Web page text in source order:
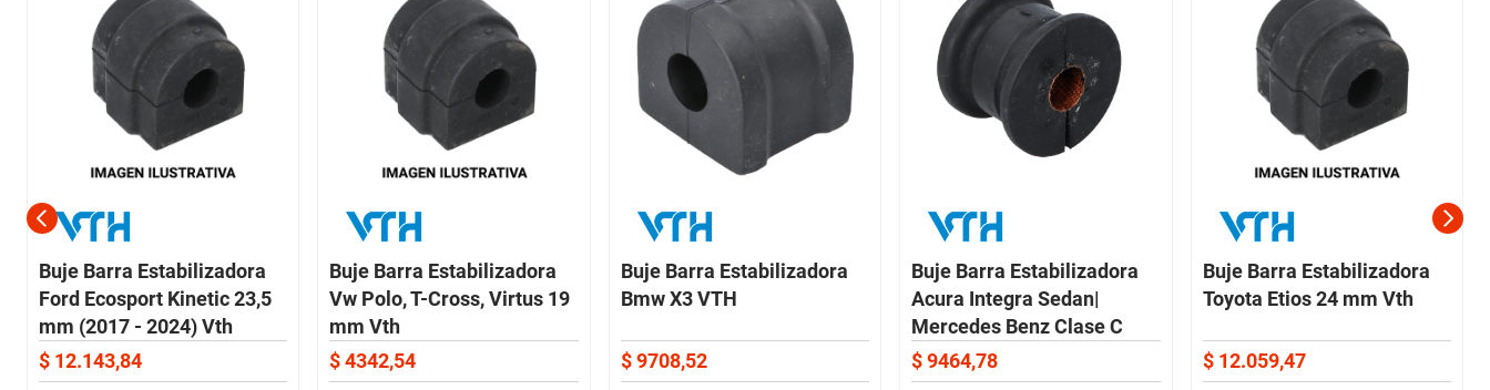
Buje Barra Estabilizadora
Ford Ecosport Kinetic 23,5
mm (2017 - 2024) Vth
$ 12.143,84
Buje Barra Estabilizadora
Vw Polo, T-Cross, Virtus 19
mm Vth
$ 4342,54
Buje Barra Estabilizadora
Bmw X3 VTH
$ 9708,52
Buje Barra Estabilizadora
Acura Integra Sedan|
Mercedes Benz Clase C
VTH
$9464,78
Buje Barra Estabilizadora
Toyota Etios 24 mm Vth
$ 12.059,47